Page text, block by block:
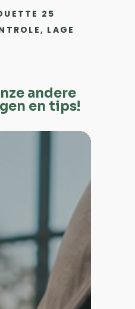
25
LAGE
andere
en tips!